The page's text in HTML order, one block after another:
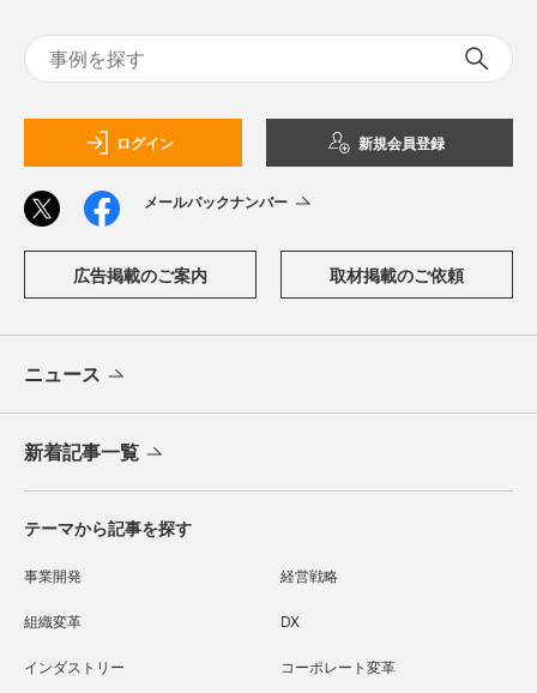
ログイン 新規会員登録
メールバックナンバー
広告掲載のご案内 取材掲載のご依頼
ニュース
新着記事一覧
テーマから記事を探す
事業開発 経営戦略
組織変革 DX
インダストリー コーポレート変革